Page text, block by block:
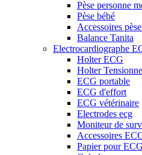
Pèse personne
Pèse bébé
Accessoires
Balance Tanita
Electrocardiographe
Holter ECG
Holter
ECG portable
ECG d'effort
ECG vétérinaire
Electrodes ecg
Moniteur de
Accessoires
Papier pour ECG